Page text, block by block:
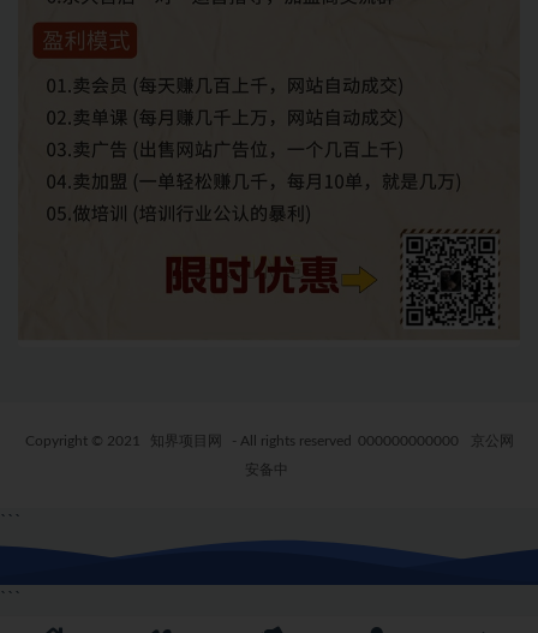
Copyright © 2021 知界项目网 - All rights reserved 000000000000
京公网
安备中